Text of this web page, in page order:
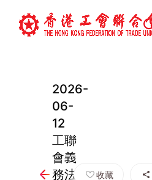
2026-
06-
12
工聯
會義
務法
收藏